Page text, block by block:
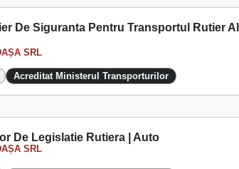
De Siguranta Pentru Transportul Rutier Al
SRL
Acreditat Ministerul Transporturilor
De Legislatie Rutiera | Auto
SRL